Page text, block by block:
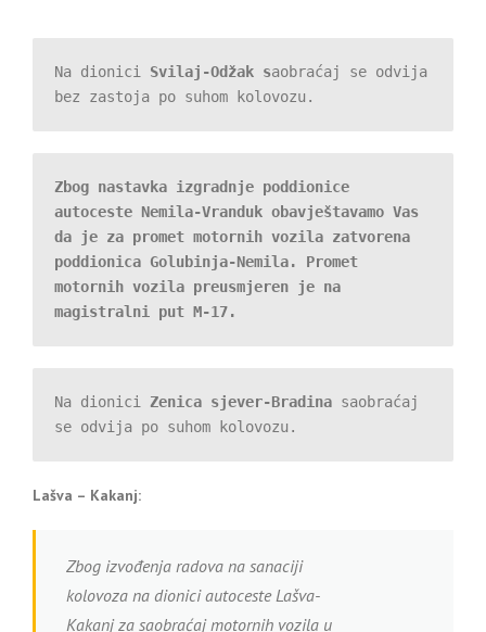
Na dionici Svilaj-Odžak saobraćaj se odvija
bez zastoja po suhom kolovozu.
Zbog nastavka izgradnje poddionice
autoceste Nemila-Vranduk obavještavamo Vas
da je za promet motornih vozila zatvorena
poddionica Golubinja-Nemila. Promet
motornih vozila preusmjeren je na
magistralni put M-17.
Na dionici Zenica sjever-Bradina saobraćaj
se odvija po suhom kolovozu.
Lašva – Kakanj:
Zbog izvođenja radova na sanaciji
kolovoza na dionici autoceste Lašva-
Kakanj za saobraćaj motornih vozila u